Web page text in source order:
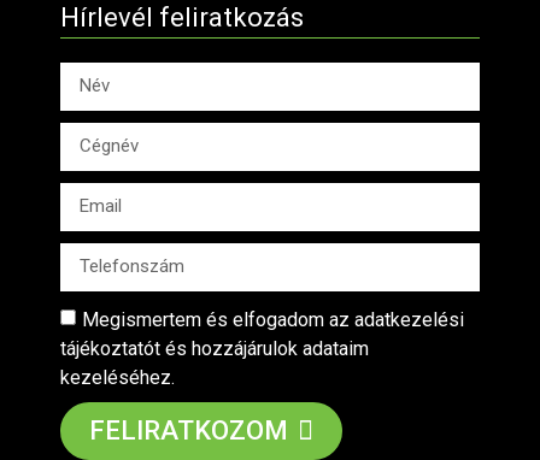
Hírlevél feliratkozás
Megismertem és elfogadom az adatkezelési
tájékoztatót és hozzájárulok adataim
kezeléséhez.
FELIRATKOZOM